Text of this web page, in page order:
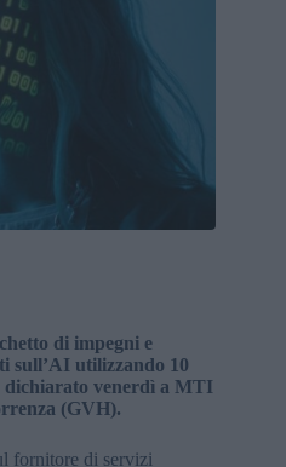
di impegni e
sull’AI utilizzando 10
dichiarato venerdì a MTI
(GVH).
fornitore di servizi